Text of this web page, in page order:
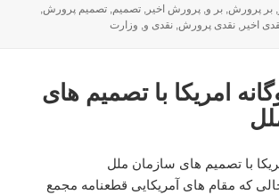
,بر پرورش,بر و,پرورش اخیر,تصمیم,تصمیم پرورش,
اخیر,نقدی پرورش,نقدی و, وزارت
امریکا با تصمیم های
با تصمیم های سازمان ملل
حالی که مقام های آمریکایی قطعنامه مجمع